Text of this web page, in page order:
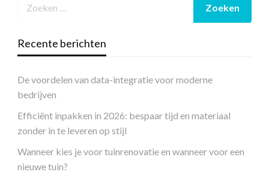
Recente berichten
De voordelen van data-integratie voor moderne
bedrijven
Efficiënt inpakken in 2026: bespaar tijd en materiaal
zonder in te leveren op stijl
Wanneer kies je voor tuinrenovatie en wanneer voor een
nieuwe tuin?